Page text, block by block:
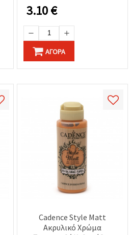
3.10€
ΑΓΟΡΆ
Cadence Style Matt
Ακρυλικό Χρώμα